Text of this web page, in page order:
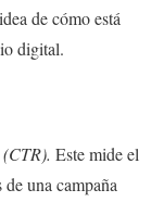
de cómo está
digital.
Este mide el
una campaña